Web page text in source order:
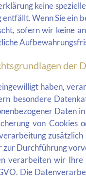
keine
Wenn Sie ein
sofern wir keine
der
haben,
besondere
von
Durchführung
verarbeiten wir
Die